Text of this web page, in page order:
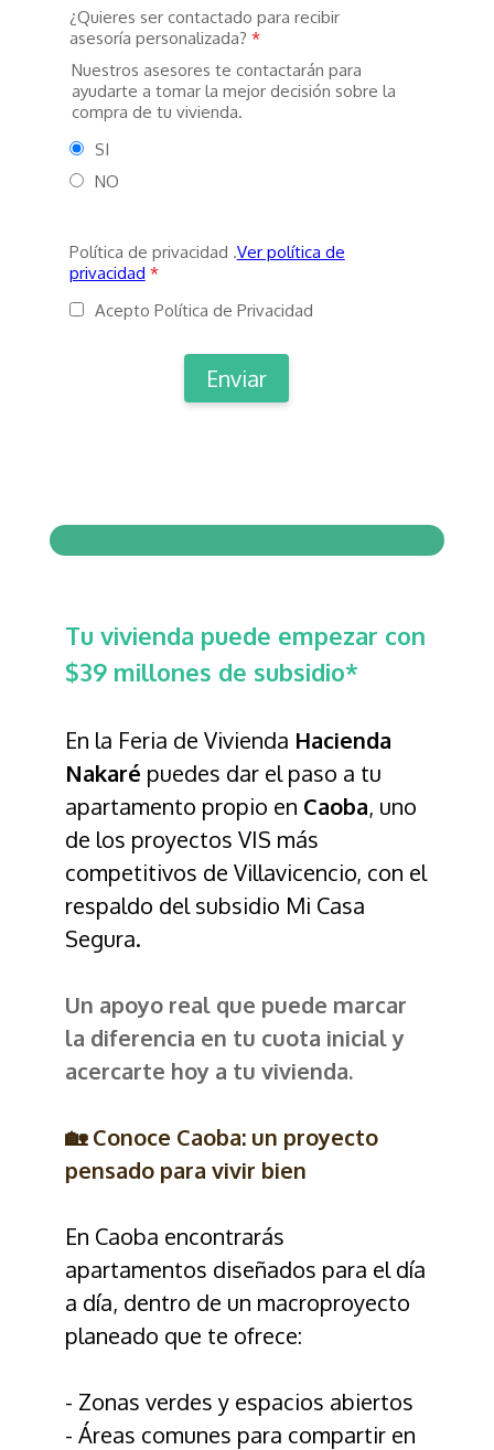
¿Quieres ser contactado para recibir
asesoría personalizada? *
Nuestros asesores te contactarán para
ayudarte a tomar la mejor decisión sobre la
compra de tu vivienda.
SI
NO
Política de privacidad .Ver política de
privacidad *
Acepto Política de Privacidad
Tu vivienda puede empezar con
$39 millones de subsidio*
En la Feria de Vivienda Hacienda
Nakaré puedes dar el paso a tu
apartamento propio en Caoba, uno
de los proyectos VIS más
competitivos de Villavicencio, con el
respaldo del subsidio Mi Casa
Segura.
Un apoyo real que puede marcar
la diferencia en tu cuota inicial y
acercarte hoy a tu vivienda.
🏡 Conoce Caoba: un proyecto
pensado para vivir bien
En Caoba encontrarás
apartamentos diseñados para el día
a día, dentro de un macroproyecto
planeado que te ofrece:
- Zonas verdes y espacios abiertos
- Áreas comunes para compartir en